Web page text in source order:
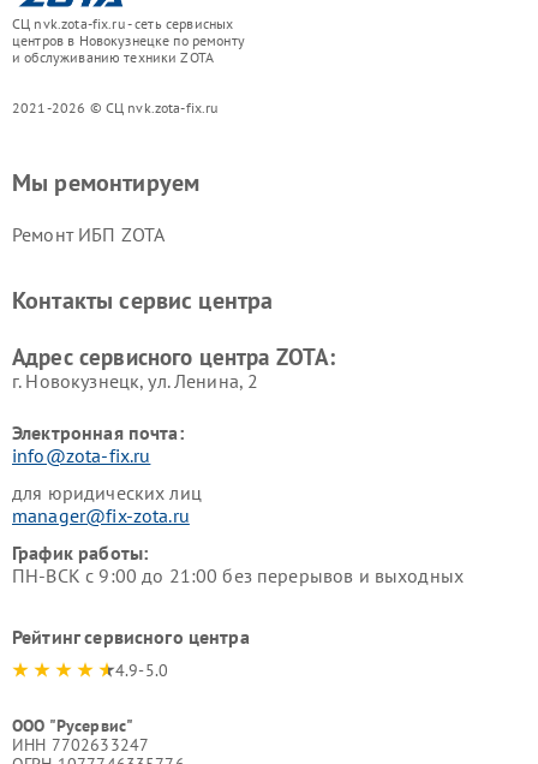
СЦ nvk.zota-fix.ru - сеть сервисных
центров в Новокузнецке по ремонту
и обслуживанию техники ZOTA
2021-2026 © СЦ nvk.zota-fix.ru
Мы ремонтируем
Ремонт ИБП ZOTA
Контакты сервис центра
Адрес сервисного центра ZOTA:
г. Новокузнецк, ул. Ленина, 2
Электронная почта:
info@zota-fix.ru
для юридических лиц
manager@fix-zota.ru
График работы:
ПН-ВСК с 9:00 до 21:00 без перерывов и выходных
Рейтинг сервисного центра
4.9-5.0
ООО "Русервис"
ИНН 7702633247